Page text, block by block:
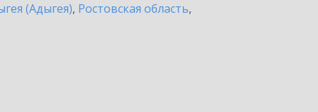
(Адыгея), Ростовская область,